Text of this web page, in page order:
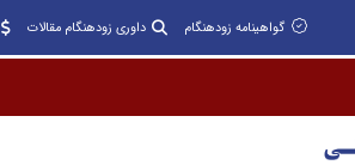
گواهینامه زودهنگام داوری زودهنگام مقالات